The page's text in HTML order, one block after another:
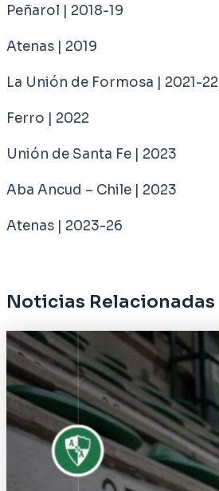
Peñarol | 2018-19
Atenas | 2019
La Unión de Formosa | 2021-22
Ferro | 2022
Unión de Santa Fe | 2023
Aba Ancud – Chile | 2023
Atenas | 2023-26
Noticias Relacionadas